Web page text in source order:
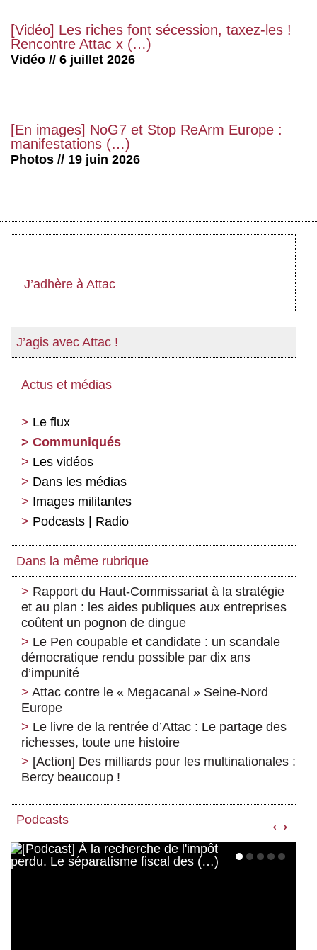
[Vidéo] Les riches font sécession, taxez-les !
Rencontre Attac x (…)
Vidéo // 6 juillet 2026
[En images] NoG7 et Stop ReArm Europe :
manifestations (…)
Photos // 19 juin 2026
J’adhère à Attac
J’agis avec Attac !
Actus et médias
Le flux
Communiqués
Les vidéos
Dans les médias
Images militantes
Podcasts | Radio
Dans la même rubrique
Rapport du Haut-Commissariat à la stratégie
et au plan : les aides publiques aux entreprises
coûtent un pognon de dingue
Le Pen coupable et candidate : un scandale
démocratique rendu possible par dix ans
d’impunité
Attac contre le « Megacanal » Seine-Nord
Europe
Le livre de la rentrée d’Attac : Le partage des
richesses, toute une histoire
[Action] Des milliards pour les multinationales :
Bercy beaucoup !
Podcasts ‹ ›